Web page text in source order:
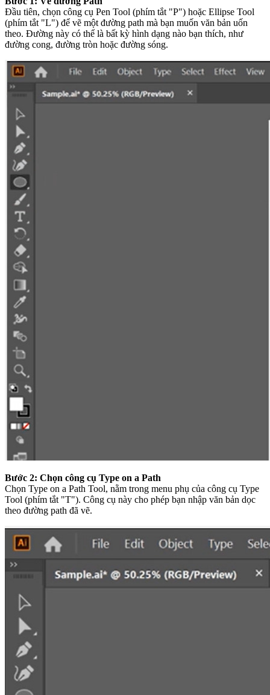
Đầu tiên, chọn công cụ Pen Tool (phím tắt "P") hoặc Ellipse Tool
(phím tắt "L") để vẽ một đường path mà bạn muốn văn bản uốn
theo. Đường này có thể là bất kỳ hình dạng nào bạn thích, như
đường cong, đường tròn hoặc đường sóng.
Bước 2: Chọn công cụ Type on a Path
Chọn Type on a Path Tool, nằm trong menu phụ của công cụ Type
Tool (phím tắt "T"). Công cụ này cho phép bạn nhập văn bản dọc
theo đường path đã vẽ.